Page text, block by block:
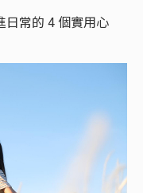
日常的 4 個實用心